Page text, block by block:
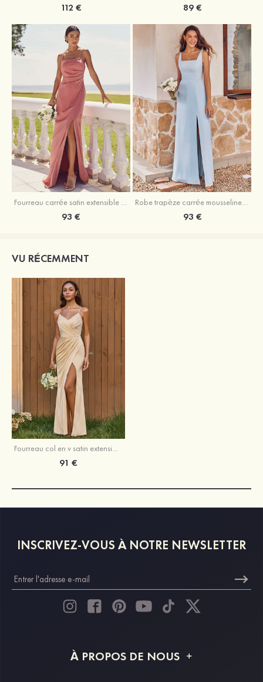
112 € 89 €
Fourreau carrée satin extensible ras du sol robe de demoiselle d'honneur
93 €
Robe trapèze carrée mousseline ras du sol robe de demoiselle d'honneur
93 €
VU RÉCEMMENT
Fourreau col en v satin extensible longueur ras du sol robe de demoiselle d'honneur avec plissé fendue
91 €
INSCRIVEZ-VOUS À NOTRE NEWSLETTER
À PROPOS DE NOUS